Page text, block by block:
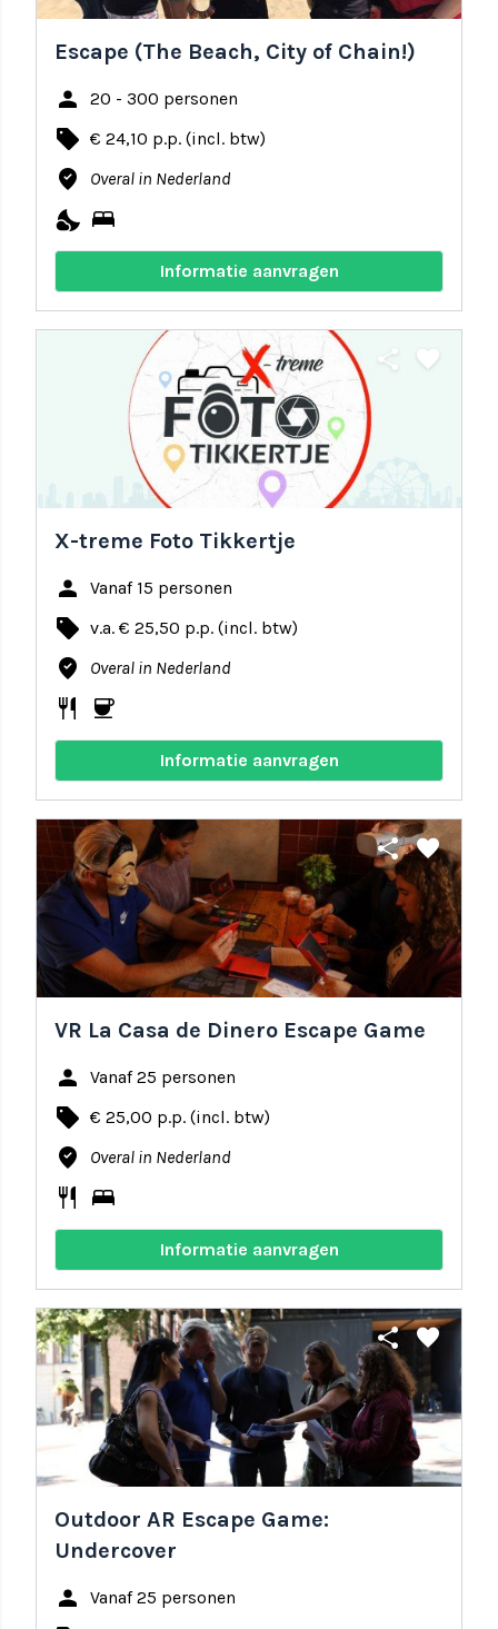
Escape (The Beach, City of Chain!)
person 20 - 300 personen
local_offer € 24,10 p.p. (incl. btw)
where_to_vote Overal in Nederland
nights_stay bed
Informatie aanvragen
share favorite
X-treme Foto Tikkertje
person Vanaf 15 personen
local_offer v.a. € 25,50 p.p. (incl. btw)
where_to_vote Overal in Nederland
restaurant coffee
Informatie aanvragen
share favorite
VR La Casa de Dinero Escape Game
person Vanaf 25 personen
local_offer € 25,00 p.p. (incl. btw)
where_to_vote Overal in Nederland
restaurant bed
Informatie aanvragen
share favorite
Outdoor AR Escape Game:
Undercover
person Vanaf 25 personen